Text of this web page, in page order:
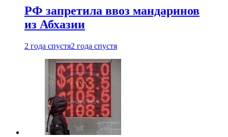
РФ запретила ввоз мандаринов
из Абхазии
2 года спустя2 года спустя